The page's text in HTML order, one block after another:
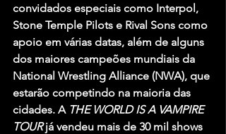
convidados especiais como Interpol,
Stone Temple Pilots e Rival Sons como
apoio em várias datas, além de alguns
dos maiores campeões mundiais da
National Wrestling Alliance (NWA), que
estarão competindo na maioria das
cidades. A THE WORLD IS A VAMPIRE
TOUR já vendeu mais de 30 mil shows